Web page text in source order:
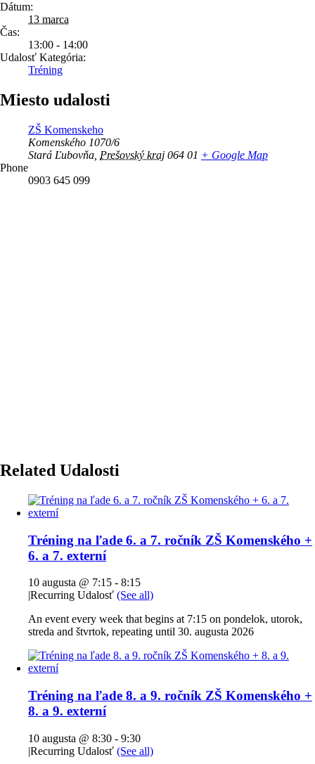
Dátum:
13 marca
Čas:
13:00 - 14:00
Udalosť Kategória:
Tréning
Miesto udalosti
ZŠ Komenskeho
Komenského 1070/6
Stará Ľubovňa Prešovský kraj 064 01 + Google Map
Phone
0903 645 099
Related Udalosti
Tréning na ľade 6. a 7. ročník ZŠ Komenského +
6. a 7. externí
10 augusta @ 7:15 - 8:15
|Recurring Udalosť (See all)
An event every week that begins at 7:15 on pondelok, utorok,
streda and štvrtok, repeating until 30. augusta 2026
Tréning na ľade 8. a 9. ročník ZŠ Komenského +
8. a 9. externí
10 augusta @ 8:30 - 9:30
|Recurring Udalosť (See all)